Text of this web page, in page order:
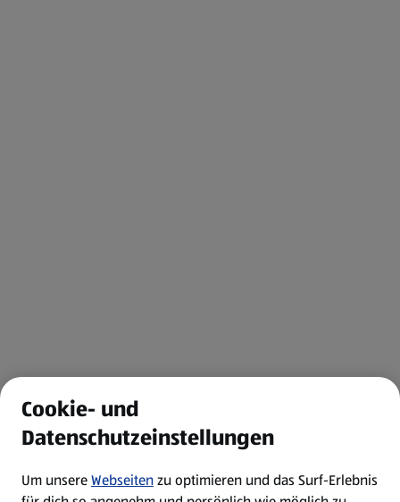
Cookie- und
Datenschutzeinstellungen
Um unsereWebseitenzu optimieren und das Surf-Erlebnis